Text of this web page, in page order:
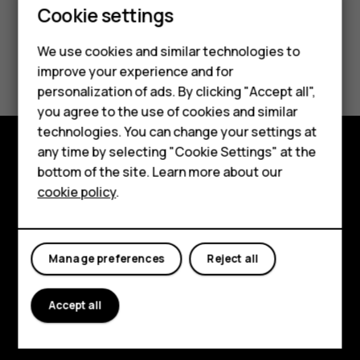
Smartphones
Feature phones
Phones for kids
Accessories
HMD Terra M
For business
Tablets
Did you find this helpful?
Yes No
Explore
Planet and people
Support
FacebookInstagram
Tiktok
Cookie settings
We use cookies and similar technologies to
improve your experience and for
personalization of ads. By clicking "Accept all",
you agree to the use of cookies and similar
technologies. You can change your settings at
any time by selecting "Cookie Settings" at the
bottom of the site. Learn more about our
cookie policy.
Reject all
Manage preferences
Accept all